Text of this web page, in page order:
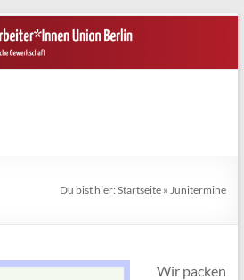
Du bist hier:Startseite » Junitermine
Wir packen